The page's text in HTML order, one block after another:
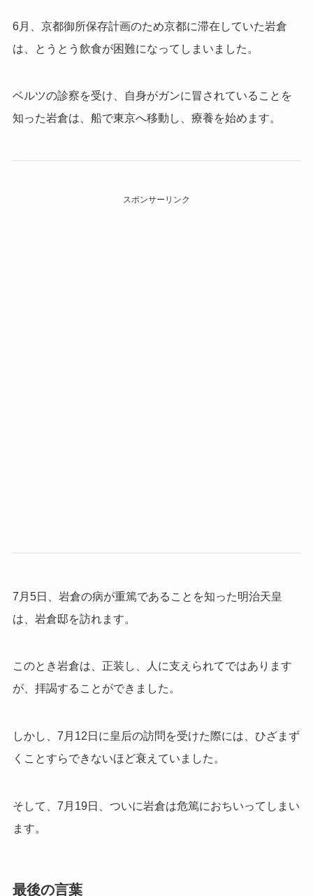
6月、京都御所保存計画のため京都に滞在していた岩倉
は、とうとう飲食が困難になってしまいました。
ベルツの診察を受け、自身がガンに冒されていることを
知った岩倉は、船で東京へ移動し、療養を始めます。
スポンサーリンク
7月5日、岩倉の病が重篤であることを知った明治天皇
は、岩倉邸を訪れます。
このとき岩倉は、正装し、人に支えられてではあります
が、拝謁することができました。
しかし、7月12日に皇后の訪問を受けた際には、ひざまず
くことすらできないほど衰えていました。
そして、7月19日、ついに岩倉は危篤におちいってしまい
ます。
最後の言葉